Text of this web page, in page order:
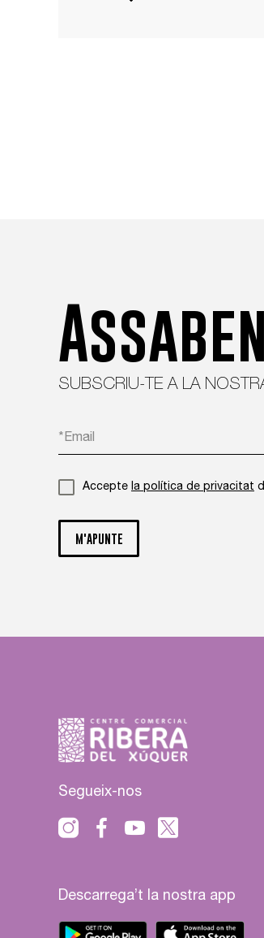
SUBSCRIU-TE A LA
Accepte la política de privacitat
M'APUNTE
Segueix-nos
Descarrega’t la nostra app